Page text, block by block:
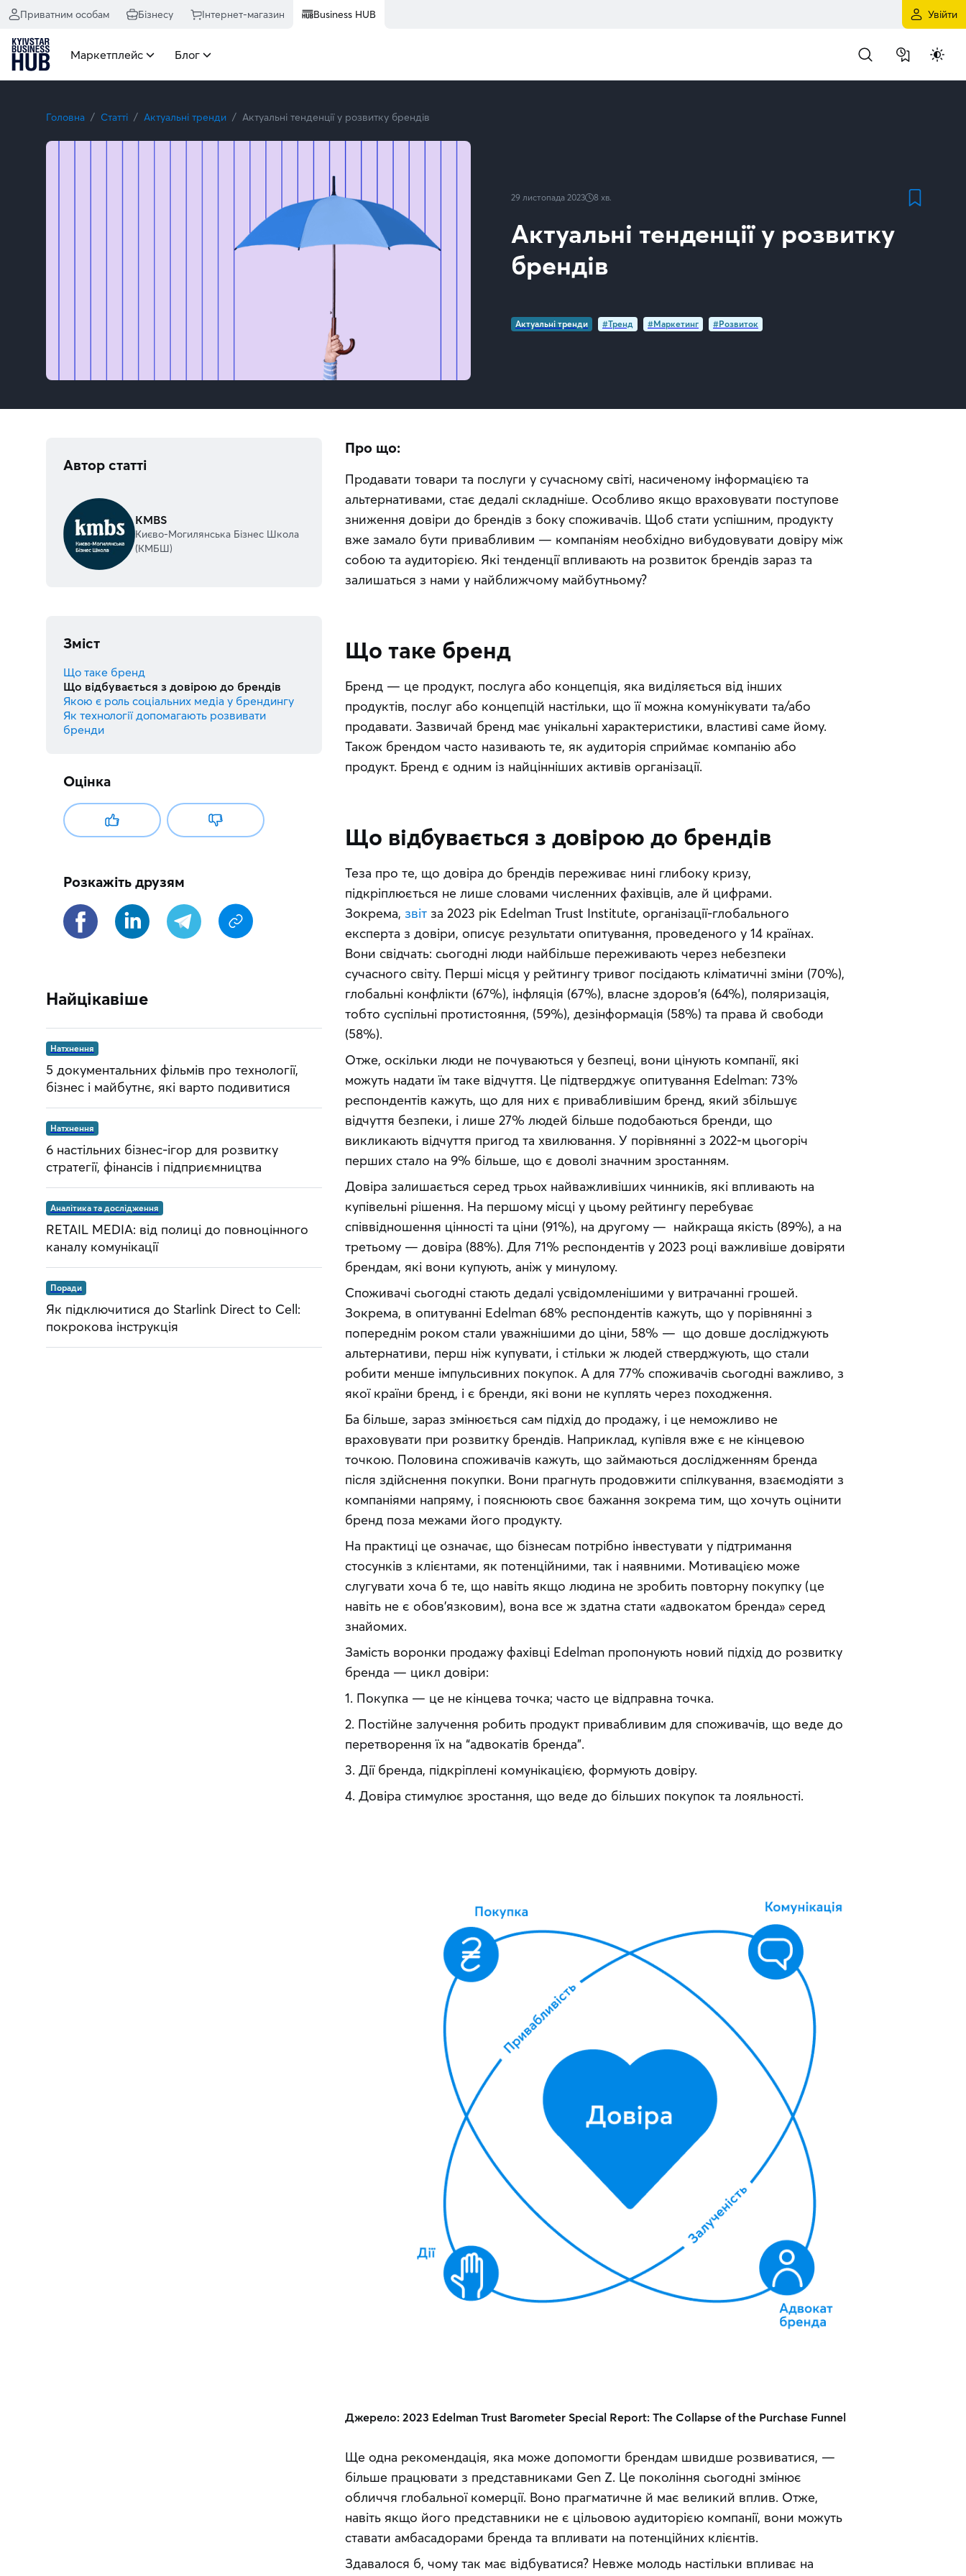
Приватним особам Бізнесу Інтернет-магазин Business HUB Увійти
Маркетплейс Блог
Головна Статті Актуальні тренди Актуальні тенденції у розвитку брендів
29 листопада 2023 8 хв.
Актуальні тенденції у розвитку
брендів
Актуальні тренди #Тренд #Маркетинг #Розвиток
Про що:
Продавати товари та послуги у сучасному світі, насиченому інформацією та
альтернативами, стає дедалі складніше. Особливо якщо враховувати поступове
зниження довіри до брендів з боку споживачів. Щоб стати успішним, продукту
вже замало бути привабливим — компаніям необхідно вибудовувати довіру між
собою та аудиторією. Які тенденції впливають на розвиток брендів зараз та
залишаться з нами у найближчому майбутньому?
Що таке бренд
Бренд — це продукт, послуга або концепція, яка виділяється від інших
продуктів, послуг або концепцій настільки, що її можна комунікувати та/або
продавати. Зазвичай бренд має унікальні характеристики, властиві саме йому.
Також брендом часто називають те, як аудиторія сприймає компанію або
продукт. Бренд є одним із найцінніших активів організації.
Що відбувається з довірою до брендів
Теза про те, що довіра до брендів переживає нині глибоку кризу,
підкріплюється не лише словами численних фахівців, але й цифрами.
Зокрема, звіт за 2023 рік Edelman Trust Institute, організації-глобального
експерта з довіри, описує результати опитування, проведеного у 14 країнах.
Вони свідчать: сьогодні люди найбільше переживають через небезпеки
сучасного світу. Перші місця у рейтингу тривог посідають кліматичні зміни (70%),
глобальні конфлікти (67%), інфляція (67%), власне здоров’я (64%), поляризація,
тобто суспільні протистояння, (59%), дезінформація (58%) та права й свободи
(58%).
Отже, оскільки люди не почуваються у безпеці, вони цінують компанії, які
можуть надати їм таке відчуття. Це підтверджує опитування Edelman: 73%
респондентів кажуть, що для них є привабливішим бренд, який збільшує
відчуття безпеки, і лише 27% людей більше подобаються бренди, що
викликають відчуття пригод та хвилювання. У порівнянні з 2022-м цьогоріч
перших стало на 9% більше, що є доволі значним зростанням.
Довіра залишається серед трьох найважливіших чинників, які впливають на
купівельні рішення. На першому місці у цьому рейтингу перебуває
співвідношення цінності та ціни (91%), на другому —  найкраща якість (89%), а на
третьому — довіра (88%). Для 71% респондентів у 2023 році важливіше довіряти
брендам, які вони купують, аніж у минулому.
Споживачі сьогодні стають дедалі усвідомленішими у витрачанні грошей.
Зокрема, в опитуванні Edelman 68% респондентів кажуть, що у порівнянні з
попереднім роком стали уважнішими до ціни, 58% —  що довше досліджують
альтернативи, перш ніж купувати, і стільки ж людей стверджують, що стали
робити менше імпульсивних покупок. А для 77% споживачів сьогодні важливо, з
якої країни бренд, і є бренди, які вони не куплять через походження.
Ба більше, зараз змінюється сам підхід до продажу, і це неможливо не
враховувати при розвитку брендів. Наприклад, купівля вже є не кінцевою
точкою. Половина споживачів кажуть, що займаються дослідженням бренда
після здійснення покупки. Вони прагнуть продовжити спілкування, взаємодіяти з
компаніями напряму, і пояснюють своє бажання зокрема тим, що хочуть оцінити
бренд поза межами його продукту.
На практиці це означає, що бізнесам потрібно інвестувати у підтримання
стосунків з клієнтами, як потенційними, так і наявними. Мотивацією може
слугувати хоча б те, що навіть якщо людина не зробить повторну покупку (це
навіть не є обов’язковим), вона все ж здатна стати «адвокатом бренда» серед
знайомих.
Замість воронки продажу фахівці Edelman пропонують новий підхід до розвитку
бренда — цикл довіри:
1. Покупка — це не кінцева точка; часто це відправна точка.
2. Постійне залучення робить продукт привабливим для споживачів, що веде до
перетворення їх на “адвокатів бренда”.
3. Дії бренда, підкріплені комунікацією, формують довіру.
4. Довіра стимулює зростання, що веде до більших покупок та лояльності.
Джерело: 2023 Edelman Trust Barometer Special Report: The Collapse of the Purchase Funnel
Ще одна рекомендація, яка може допомогти брендам швидше розвиватися, —
більше працювати з представниками Gen Z. Це покоління сьогодні змінює
обличчя глобальної комерції. Воно прагматичне й має великий вплив. Отже,
навіть якщо його представники не є цільовою аудиторією компанії, вони можуть
ставати амбасадорами бренда та впливати на потенційних клієнтів.
Здавалося б, чому так має відбуватися? Невже молодь настільки впливає на
Автор статті
KMBS
Києво-Могилянська Бізнес Школа
(KMБШ)
Зміст
Що таке бренд
Що відбувається з довірою до брендів
Якою є роль соціальних медіа у брендингу
Як технології допомагають розвивати
бренди
Оцінка
Розкажіть друзям
Найцікавіше
Натхнення
5 документальних фільмів про технології,
бізнес і майбутнє, які варто подивитися
Натхнення
6 настільних бізнес-ігор для розвитку
стратегії, фінансів і підприємництва
Аналітика та дослідження
RETAIL MEDIA: від полиці до повноцінного
каналу комунікації
Поради
Як підключитися до Starlink Direct to Cell:
покрокова інструкція